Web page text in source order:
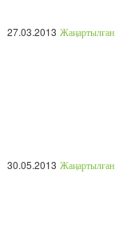
27.03.2013 Жаңартылған
30.05.2013 Жаңартылған